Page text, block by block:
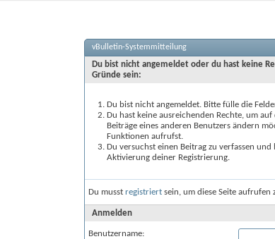
vBulletin-Systemmitteilung
Du bist nicht angemeldet oder du hast keine
Gründe sein:
Du bist nicht angemeldet. Bitte fülle die
Du hast keine ausreichenden Rechte, um
Beiträge eines anderen Benutzers ändern
Funktionen aufrufst.
Du versuchst einen Beitrag zu verfassen
Aktivierung deiner Registrierung.
Du musst registriert sein, um diese Seite aufrufen
Anmelden
Benutzername: